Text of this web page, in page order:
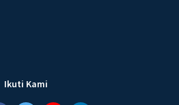
Ikuti Kami